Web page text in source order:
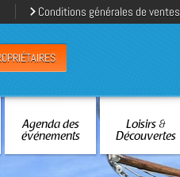
Conditions générales de ventes
Agenda des
événements
Loisirs &
Découvertes